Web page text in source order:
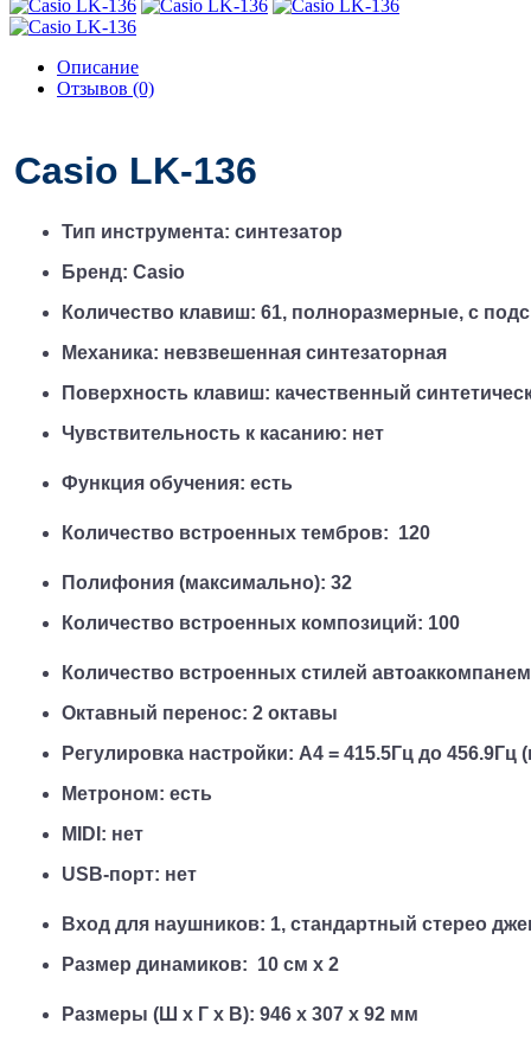
Описание
Отзывов (0)
Casio LK-136
Тип инструмента: синтезатор
Бренд: Casio
Количество клавиш: 61, полноразмерные, с
Механика: невзвешенная синтезаторная
Поверхность клавиш: качественный
Чувствительность к касанию: нет
Функция обучения: есть
Количество встроенных тембров:  120
Полифония (максимально): 32
Количество встроенных композиций: 100
Количество встроенных стилей
Октавный перенос: 2 октавы
Регулировка настройки: A4 = 415.5Гц до
Метроном: есть
MIDI: нет
USB-порт: нет
Вход для наушников: 1, стандартный стерео
Размер динамиков:  10 см x 2
Размеры (Ш x Г x В): 946 x 307 x 92 мм